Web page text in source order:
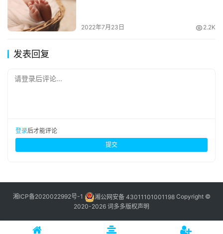
2022年7月23日 2.2K
发表回复
请登录后评论...
登录后才能评论
提交
湘ICP备2020022992号-1 湘公网安备 43011101001198Copyright ©
2020-2026 词多多版权声明